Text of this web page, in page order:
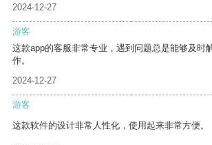
2024-12-27
游客
这款app的客服非常专业，遇到问题总是能够及时
作。
2024-12-27
游客
这款软件的设计非常人性化，使用起来非常方便。